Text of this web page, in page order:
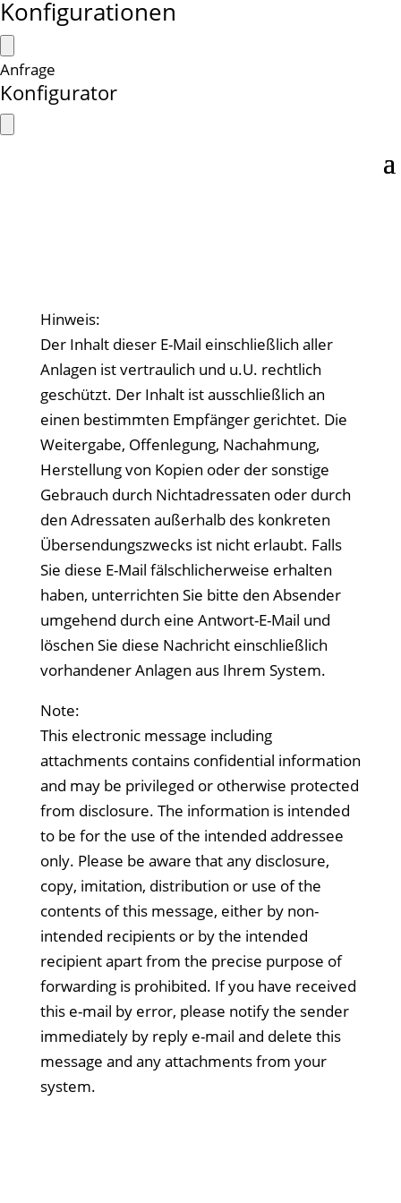
Konfigurationen
Anfrage
Konfigurator
Hinweis:
Der Inhalt dieser E-Mail einschließlich aller
Anlagen ist vertraulich und u.U. rechtlich
geschützt. Der Inhalt ist ausschließlich an
einen bestimmten Empfänger gerichtet. Die
Weitergabe, Offenlegung, Nachahmung,
Herstellung von Kopien oder der sonstige
Gebrauch durch Nichtadressaten oder durch
den Adressaten außerhalb des konkreten
Übersendungszwecks ist nicht erlaubt. Falls
Sie diese E-Mail fälschlicherweise erhalten
haben, unterrichten Sie bitte den Absender
umgehend durch eine Antwort-E-Mail und
löschen Sie diese Nachricht einschließlich
vorhandener Anlagen aus Ihrem System.
Note:
This electronic message including
attachments contains confidential information
and may be privileged or otherwise protected
from disclosure. The information is intended
to be for the use of the intended addressee
only. Please be aware that any disclosure,
copy, imitation, distribution or use of the
contents of this message, either by non-
intended recipients or by the intended
recipient apart from the precise purpose of
forwarding is prohibited. If you have received
this e-mail by error, please notify the sender
immediately by reply e-mail and delete this
message and any attachments from your
system.